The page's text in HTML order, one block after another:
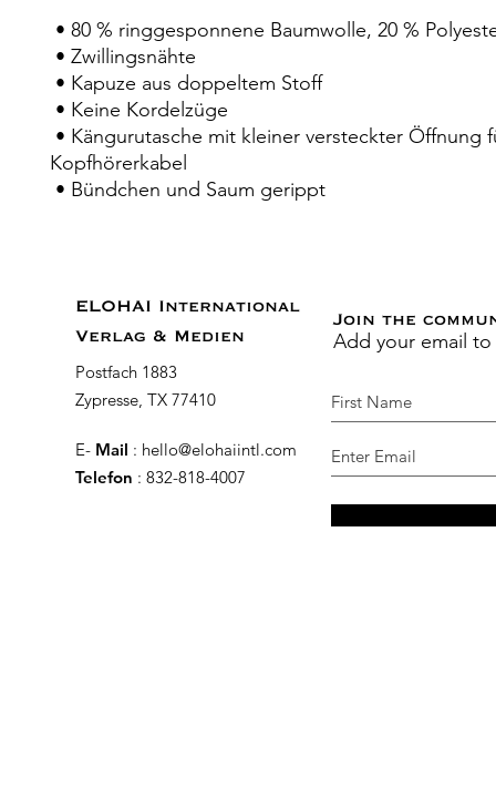
• 80 % ringgesponnene Baumwolle, 20 %
• Zwillingsnähte
• Kapuze aus doppeltem Stoff
• Keine Kordelzüge
Kopfhörerkabel
• Bündchen und Saum gerippt
ELOHAI International
Verlag & Medien
Postfach 1883
Zypresse, TX 77410
E- Mail : hello@elohaiintl.com
Telefon : 832-818-4007
Join the
Add your email